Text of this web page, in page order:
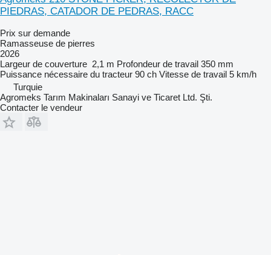
PIEDRAS, CATADOR DE PEDRAS, RACC
Prix sur demande
Ramasseuse de pierres
2026
Largeur de couverture 2,1 m Profondeur de travail 350 mm
Puissance nécessaire du tracteur 90 ch Vitesse de travail 5 km/h
Turquie
Agromeks Tarım Makinaları Sanayi ve Ticaret Ltd. Şti.
Contacter le vendeur